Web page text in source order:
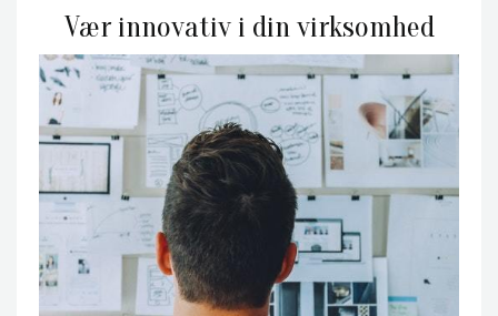
Vær innovativ i din virksomhed